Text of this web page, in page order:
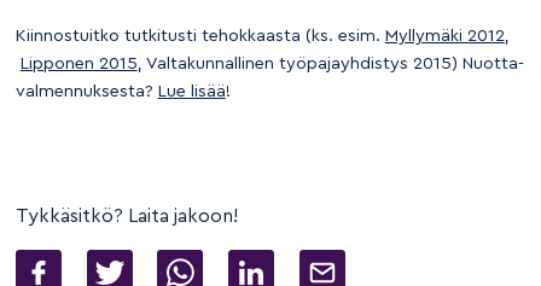
Kiinnostuitko tutkitusti tehokkaasta (ks. esim. Myllymäki 2012,
Lipponen 2015, Valtakunnallinen työpajayhdistys 2015) Nuotta-
valmennuksesta? Lue lisää!
Tykkäsitkö? Laita jakoon!